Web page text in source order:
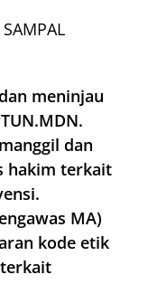
meninjau
dan
hakim terkait
MA)
kode etik